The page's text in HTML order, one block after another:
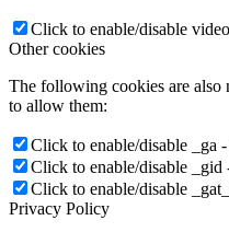
Click to enable/disable
Other cookies
The following cookies are also
to allow them:
Click to enable/disable _ga
Click to enable/disable
Click to enable/disable
Privacy Policy